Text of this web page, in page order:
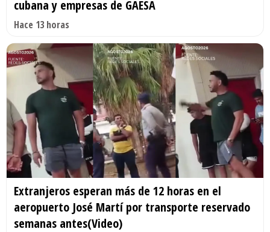
cubana y empresas de GAESA
Hace 13 horas
Extranjeros esperan más de 12 horas en el
aeropuerto José Martí por transporte reservado
semanas antes(Video)